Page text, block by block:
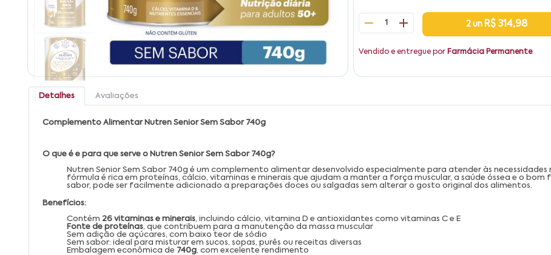
1 2 un R$ 314,98
Vendido e entregue por Farmácia Permanente
Detalhes Avaliações
Complemento Alimentar Nutren Senior Sem Sabor 740g
O que é e para que serve o Nutren Senior Sem Sabor 740g?
Nutren Senior Sem Sabor 740g é um complemento alimentar desenvolvido especialmente para atender às
fórmula é rica em proteínas, cálcio, vitaminas e minerais que ajudam a manter a força muscular, a saúde óssea e o
sabor, pode ser facilmente adicionado a preparações doces ou salgadas sem alterar o gosto original dos alimentos.
Benefícios:
Contém 26 vitaminas e minerais, incluindo cálcio, vitamina D e antioxidantes como vitaminas C e E
Fonte de proteínas, que contribuem para a manutenção da massa muscular
Sem adição de açúcares, com baixo teor de sódio
Sem sabor: ideal para misturar em sucos, sopas, purês ou receitas diversas
Embalagem econômica de 740g, com excelente rendimento